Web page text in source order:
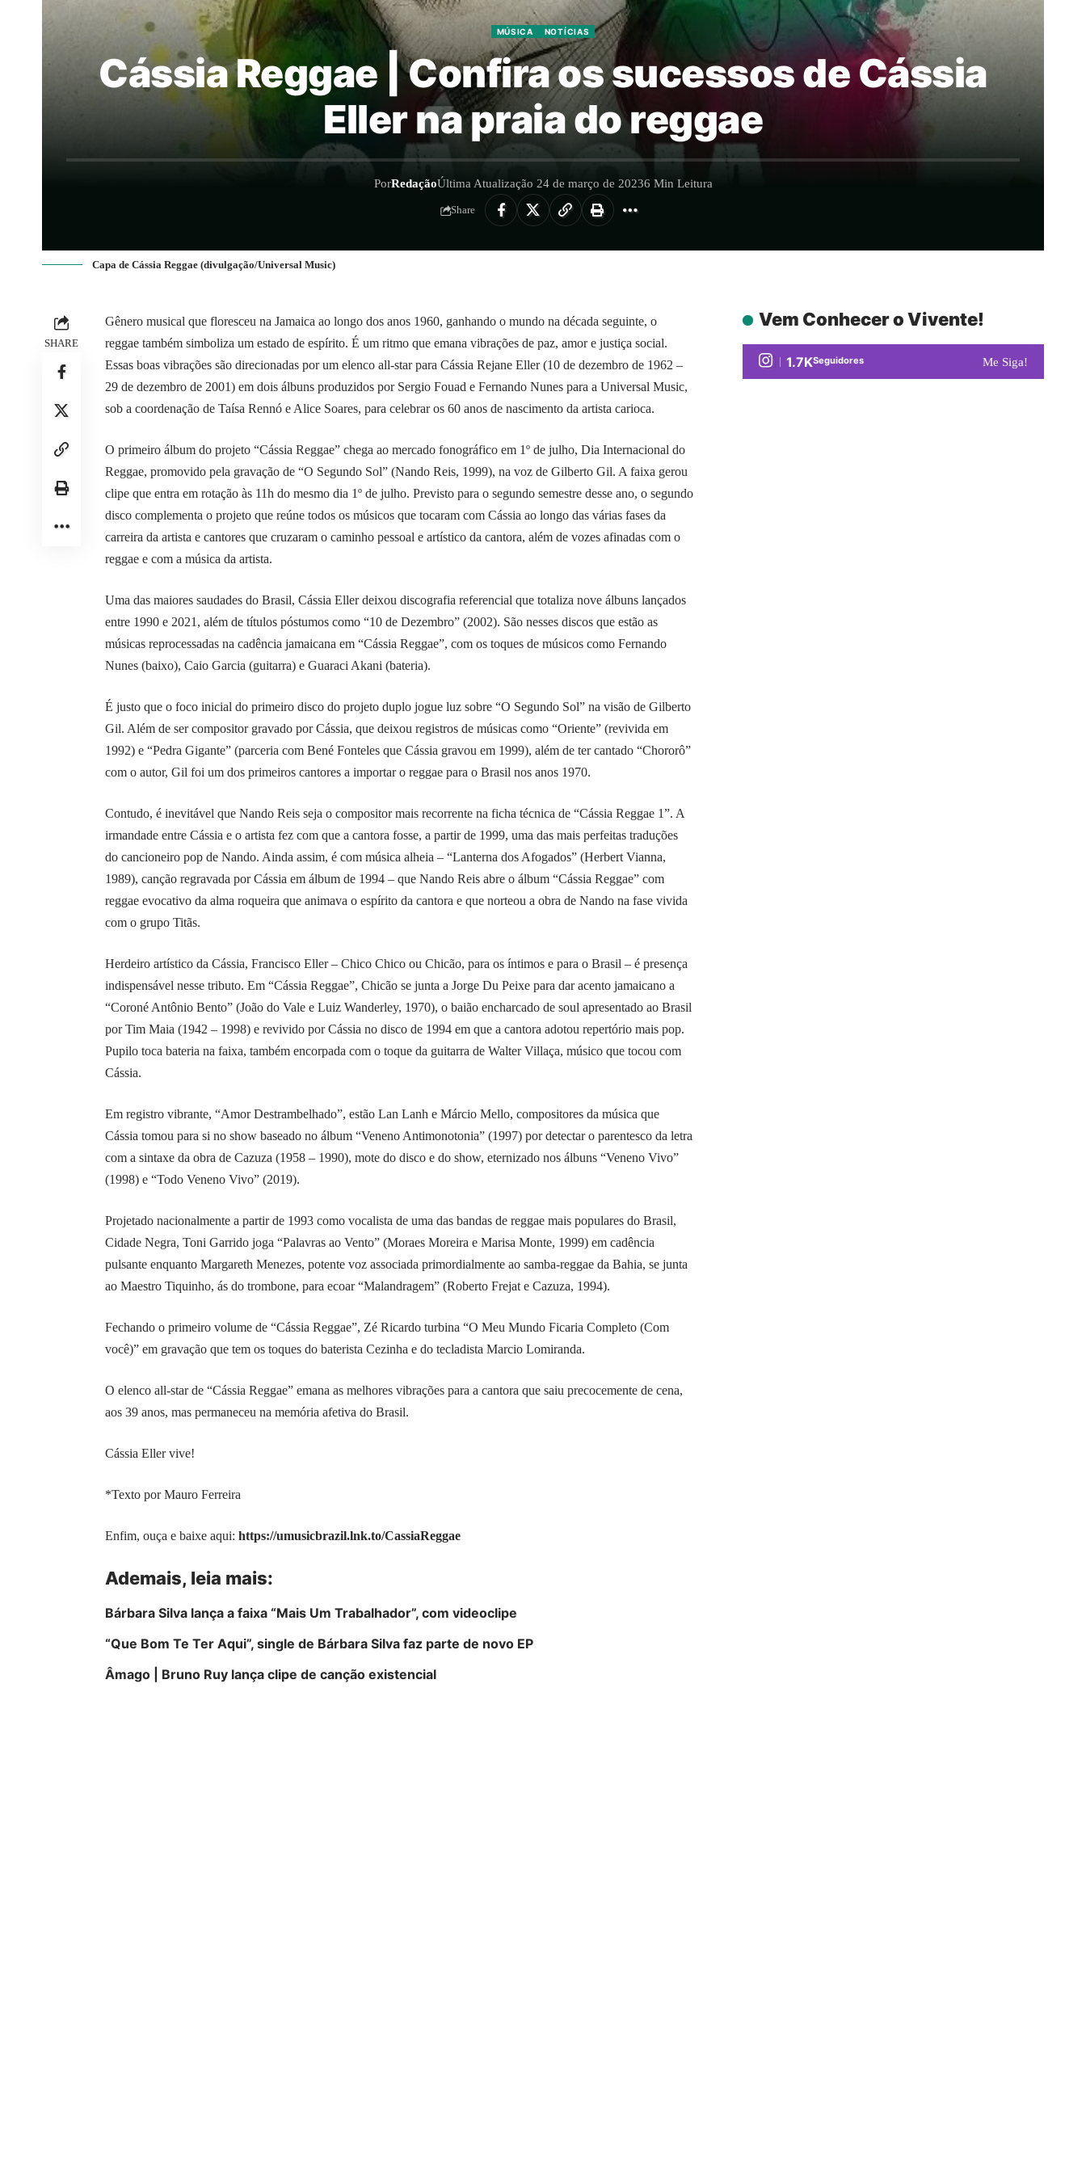
MÚSICA NOTÍCIAS
Cássia Reggae | Confira os sucessos de Cássia
Eller na praia do reggae
PorRedaçãoÚltima Atualização 24 de março de 20236 Min Leitura
Share
Capa de Cássia Reggae (divulgação/Universal Music)
SHARE
Gênero musical que floresceu na Jamaica ao longo dos anos 1960, ganhando o mundo na década seguinte, o
reggae também simboliza um estado de espírito. É um ritmo que emana vibrações de paz, amor e justiça social.
Essas boas vibrações são direcionadas por um elenco all-star para Cássia Rejane Eller (10 de dezembro de 1962 –
29 de dezembro de 2001) em dois álbuns produzidos por Sergio Fouad e Fernando Nunes para a Universal Music,
sob a coordenação de Taísa Rennó e Alice Soares, para celebrar os 60 anos de nascimento da artista carioca.
O primeiro álbum do projeto “Cássia Reggae” chega ao mercado fonográfico em 1º de julho, Dia Internacional do
Reggae, promovido pela gravação de “O Segundo Sol” (Nando Reis, 1999), na voz de Gilberto Gil. A faixa gerou
clipe que entra em rotação às 11h do mesmo dia 1º de julho. Previsto para o segundo semestre desse ano, o segundo
disco complementa o projeto que reúne todos os músicos que tocaram com Cássia ao longo das várias fases da
carreira da artista e cantores que cruzaram o caminho pessoal e artístico da cantora, além de vozes afinadas com o
reggae e com a música da artista.
Uma das maiores saudades do Brasil, Cássia Eller deixou discografia referencial que totaliza nove álbuns lançados
entre 1990 e 2021, além de títulos póstumos como “10 de Dezembro” (2002). São nesses discos que estão as
músicas reprocessadas na cadência jamaicana em “Cássia Reggae”, com os toques de músicos como Fernando
Nunes (baixo), Caio Garcia (guitarra) e Guaraci Akani (bateria).
É justo que o foco inicial do primeiro disco do projeto duplo jogue luz sobre “O Segundo Sol” na visão de Gilberto
Gil. Além de ser compositor gravado por Cássia, que deixou registros de músicas como “Oriente” (revivida em
1992) e “Pedra Gigante” (parceria com Bené Fonteles que Cássia gravou em 1999), além de ter cantado “Chororô”
com o autor, Gil foi um dos primeiros cantores a importar o reggae para o Brasil nos anos 1970.
Contudo, é inevitável que Nando Reis seja o compositor mais recorrente na ficha técnica de “Cássia Reggae 1”. A
irmandade entre Cássia e o artista fez com que a cantora fosse, a partir de 1999, uma das mais perfeitas traduções
do cancioneiro pop de Nando. Ainda assim, é com música alheia – “Lanterna dos Afogados” (Herbert Vianna,
1989), canção regravada por Cássia em álbum de 1994 – que Nando Reis abre o álbum “Cássia Reggae” com
reggae evocativo da alma roqueira que animava o espírito da cantora e que norteou a obra de Nando na fase vivida
com o grupo Titãs.
Herdeiro artístico da Cássia, Francisco Eller – Chico Chico ou Chicão, para os íntimos e para o Brasil – é presença
indispensável nesse tributo. Em “Cássia Reggae”, Chicão se junta a Jorge Du Peixe para dar acento jamaicano a
“Coroné Antônio Bento” (João do Vale e Luiz Wanderley, 1970), o baião encharcado de soul apresentado ao Brasil
por Tim Maia (1942 – 1998) e revivido por Cássia no disco de 1994 em que a cantora adotou repertório mais pop.
Pupilo toca bateria na faixa, também encorpada com o toque da guitarra de Walter Villaça, músico que tocou com
Cássia.
Em registro vibrante, “Amor Destrambelhado”, estão Lan Lanh e Márcio Mello, compositores da música que
Cássia tomou para si no show baseado no álbum “Veneno Antimonotonia” (1997) por detectar o parentesco da letra
com a sintaxe da obra de Cazuza (1958 – 1990), mote do disco e do show, eternizado nos álbuns “Veneno Vivo”
(1998) e “Todo Veneno Vivo” (2019).
Projetado nacionalmente a partir de 1993 como vocalista de uma das bandas de reggae mais populares do Brasil,
Cidade Negra, Toni Garrido joga “Palavras ao Vento” (Moraes Moreira e Marisa Monte, 1999) em cadência
pulsante enquanto Margareth Menezes, potente voz associada primordialmente ao samba-reggae da Bahia, se junta
ao Maestro Tiquinho, ás do trombone, para ecoar “Malandragem” (Roberto Frejat e Cazuza, 1994).
Fechando o primeiro volume de “Cássia Reggae”, Zé Ricardo turbina “O Meu Mundo Ficaria Completo (Com
você)” em gravação que tem os toques do baterista Cezinha e do tecladista Marcio Lomiranda.
O elenco all-star de “Cássia Reggae” emana as melhores vibrações para a cantora que saiu precocemente de cena,
aos 39 anos, mas permaneceu na memória afetiva do Brasil.
Cássia Eller vive!
*Texto por Mauro Ferreira
Enfim, ouça e baixe aqui: https://umusicbrazil.lnk.to/CassiaReggae
Ademais, leia mais:
Bárbara Silva lança a faixa “Mais Um Trabalhador”, com videoclipe
“Que Bom Te Ter Aqui”, single de Bárbara Silva faz parte de novo EP
Âmago | Bruno Ruy lança clipe de canção existencial
Vem Conhecer o Vivente!
1.7KSeguidores Me Siga!